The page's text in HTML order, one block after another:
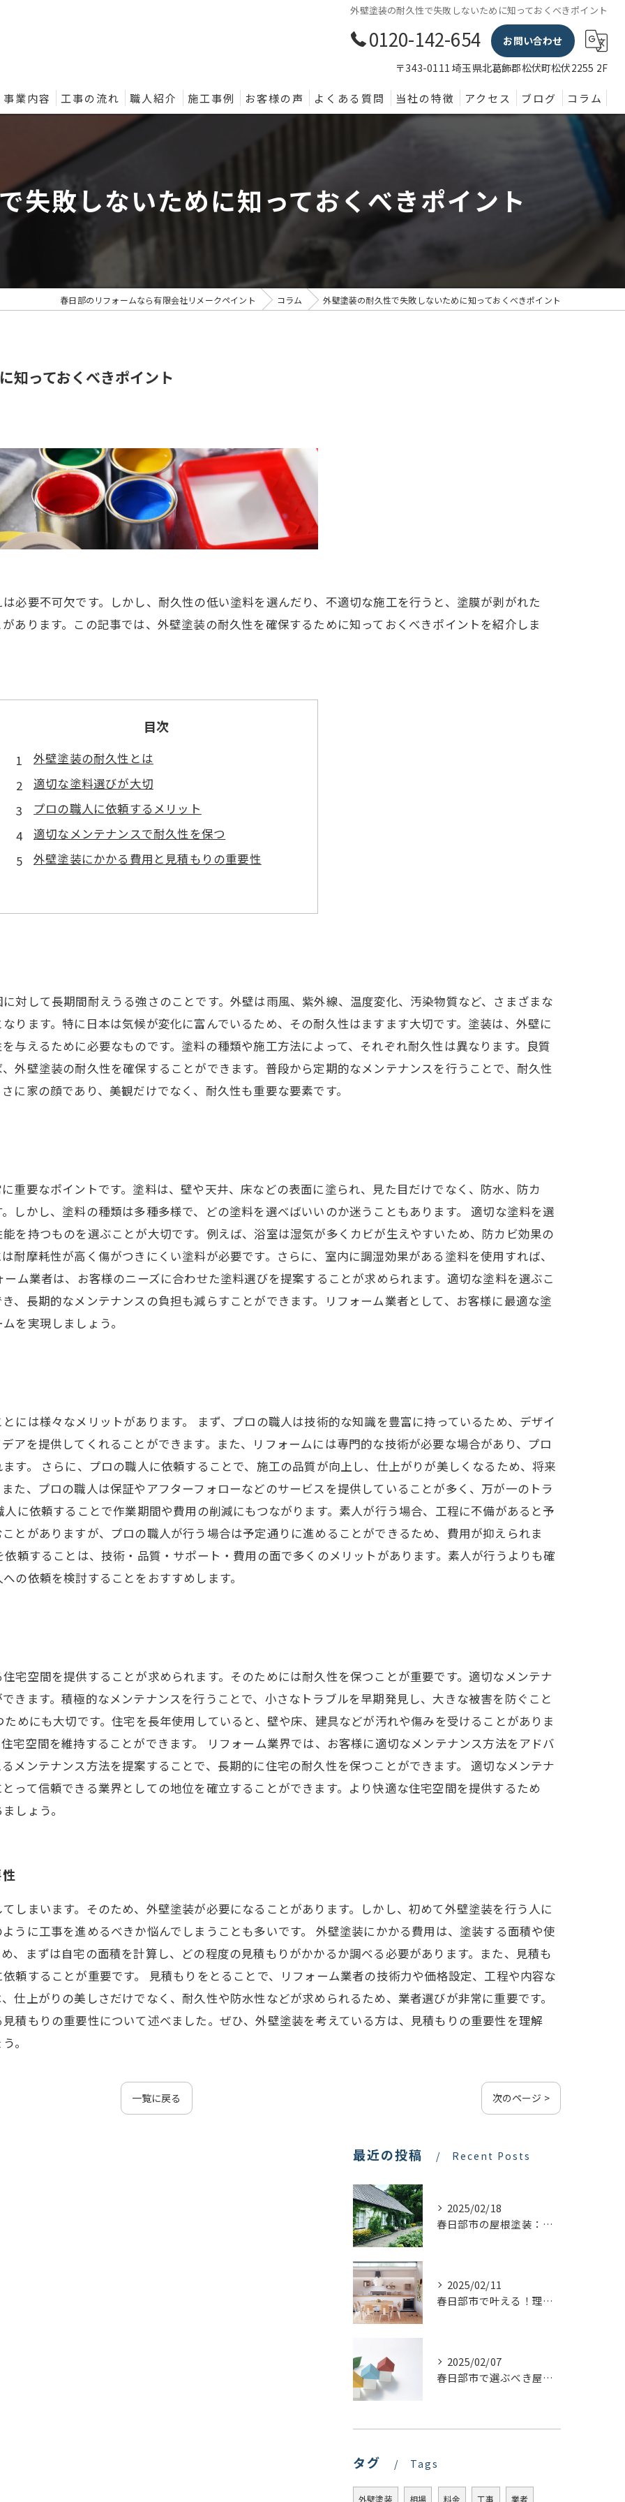
外壁塗装の耐久性で失敗しないために知っておくべきポイント
0120-142-654
お問い合わせ
〒343-0111 埼玉県北葛飾郡松伏町松伏2255 2F
の外壁塗装プラン
事業内容 工事の流れ 職人紹介 施工事例 お客様の声 よくある質問 当社の特徴
内装
アクセス ブログ コラム
失敗しないために知っておくべきポイント
春日部のリフォームなら有限会社リメークペイント コラム 外壁塗装の耐久性で失敗しないために知っておくべきポイント
知っておくべきポイント
必要不可欠です。しかし、耐久性の低い塗料を選んだり、不適切な施工を行うと、塗膜が剥がれた
あります。この記事では、外壁塗装の耐久性を確保するために知っておくべきポイントを紹介しま
目次
外壁塗装の耐久性とは
適切な塗料選びが大切
プロの職人に依頼するメリット
適切なメンテナンスで耐久性を保つ
外壁塗装にかかる費用と見積もりの重要性
対して長期間耐えうる強さのことです。外壁は雨風、紫外線、温度変化、汚染物質など、さまざまな
ります。特に日本は気候が変化に富んでいるため、その耐久性はますます大切です。塗装は、外壁に
与えるために必要なものです。塗料の種類や施工方法によって、それぞれ耐久性は異なります。良質
外壁塗装の耐久性を確保することができます。普段から定期的なメンテナンスを行うことで、耐久性
に家の顔であり、美観だけでなく、耐久性も重要な要素です。
重要なポイントです。塗料は、壁や天井、床などの表面に塗られ、見た目だけでなく、防水、防カ
しかし、塗料の種類は多種多様で、どの塗料を選べばいいのか迷うこともあります。 適切な塗料を選
を持つものを選ぶことが大切です。例えば、浴室は湿気が多くカビが生えやすいため、防カビ効果の
耐摩耗性が高く傷がつきにくい塗料が必要です。さらに、室内に調湿効果がある塗料を使用すれば、
ム業者は、お客様のニーズに合わせた塗料選びを提案することが求められます。適切な塗料を選ぶこ
、長期的なメンテナンスの負担も減らすことができます。リフォーム業者として、お客様に最適な塗
を実現しましょう。
には様々なメリットがあります。 まず、プロの職人は技術的な知識を豊富に持っているため、デザイ
アを提供してくれることができます。また、リフォームには専門的な技術が必要な場合があり、プロ
す。 さらに、プロの職人に依頼することで、施工の品質が向上し、仕上がりが美しくなるため、将来
た、プロの職人は保証やアフターフォローなどのサービスを提供していることが多く、万が一のトラ
に依頼することで作業期間や費用の削減にもつながります。素人が行う場合、工程に不備があると予
とがありますが、プロの職人が行う場合は予定通りに進めることができるため、費用が抑えられま
頼することは、技術・品質・サポート・費用の面で多くのメリットがあります。素人が行うよりも確
の依頼を検討することをおすすめします。
宅空間を提供することが求められます。そのためには耐久性を保つことが重要です。適切なメンテナ
きます。積極的なメンテナンスを行うことで、小さなトラブルを早期発見し、大きな被害を防ぐこと
めにも大切です。住宅を長年使用していると、壁や床、建具などが汚れや傷みを受けることがありま
宅空間を維持することができます。 リフォーム業界では、お客様に適切なメンテナンス方法をアドバ
メンテナンス方法を提案することで、長期的に住宅の耐久性を保つことができます。 適切なメンテナ
って信頼できる業界としての地位を確立することができます。より快適な住宅空間を提供するため
しょう。
しまいます。そのため、外壁塗装が必要になることがあります。しかし、初めて外壁塗装を行う人に
うに工事を進めるべきか悩んでしまうことも多いです。 外壁塗装にかかる費用は、塗装する面積や使
、まずは自宅の面積を計算し、どの程度の見積もりがかかるか調べる必要があります。また、見積も
頼することが重要です。 見積もりをとることで、リフォーム業者の技術力や価格設定、工程や内容な
仕上がりの美しさだけでなく、耐久性や防水性などが求められるため、業者選びが非常に重要です。
積もりの重要性について述べました。ぜひ、外壁塗装を考えている方は、見積もりの重要性を理解
。
一覧に戻る 次のページ >
最近の投稿 Recent Posts
2025/02/18
春日部市の屋根塗装：最適な業者選びで価格を抑える方法
2025/02/11
春日部市で叶える！理想のキッチンリフォームを実現するステップ
2025/02/07
春日部市で選ぶべき屋根塗装の種類とは？プロが教える最適な選び方
タグ Tags
外壁塗装 相場 料金 工事 業者